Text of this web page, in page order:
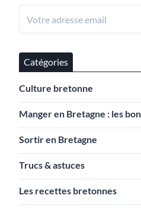
Catégories
Culture bretonne
Manger en Bretagne : les
Sortir en Bretagne
Trucs & astuces
Les recettes bretonnes